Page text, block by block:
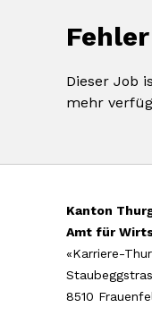
Fehler
Dieser Job
mehr
Kanton
Amt für
«Karriere-
8510